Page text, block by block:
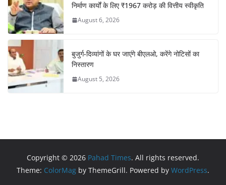
निर्माण कार्यों के लिए ₹1967 करोड़ की वित्तीय स्वीकृति
August 6, 2026
बुजुर्ग-दिव्यांगों के घर जाएंगे बीएलओ, करेंगे नोटिसों का
निस्तारण
August 5, 2026
Copyright © 2026 Pahad Times. All rights reserved.
Theme: ColorMag by ThemeGrill. Powered by WordPress.